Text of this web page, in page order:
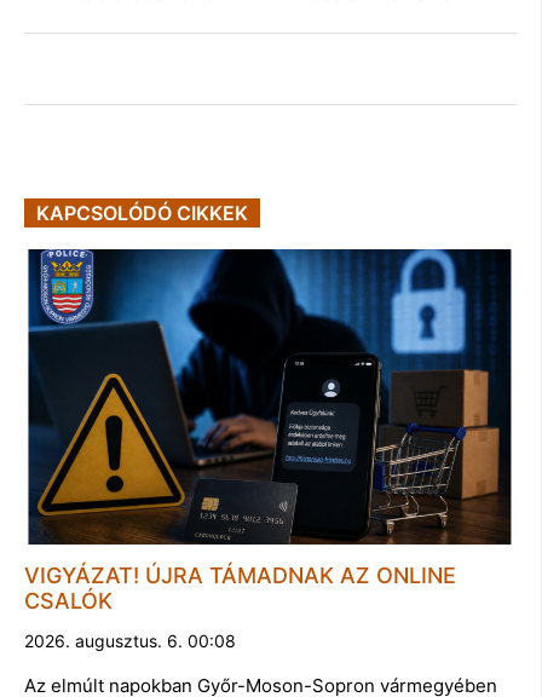
KAPCSOLÓDÓ CIKKEK
VIGYÁZAT! ÚJRA TÁMADNAK AZ ONLINE
CSALÓK
2026. augusztus. 6. 00:08
Az elmúlt napokban Győr-Moson-Sopron vármegyében